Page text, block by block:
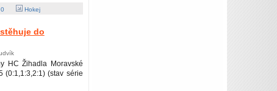
0 Hokej
do
HC Žihadla Moravské
(0:1,1:3,2:1) (stav série